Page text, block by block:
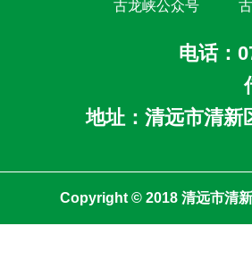
电话：
地址：清远市清新
古龙峡公众号
Copyright © 2018 清远市清